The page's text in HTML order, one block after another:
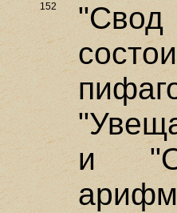
152
"Свод
и "О